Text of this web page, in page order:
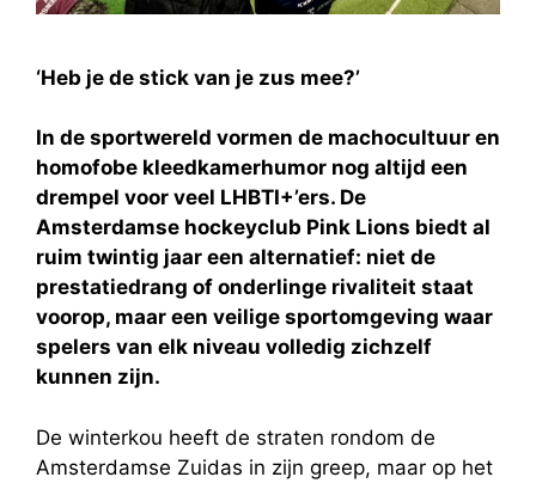
‘Heb je de stick van je zus mee?’
In de sportwereld vormen de machocultuur en
homofobe kleedkamerhumor nog altijd een
drempel voor veel LHBTI+’ers. De
Amsterdamse hockeyclub Pink Lions biedt al
ruim twintig jaar een alternatief: niet de
prestatiedrang of onderlinge rivaliteit staat
voorop, maar een veilige sportomgeving waar
spelers van elk niveau volledig zichzelf
kunnen zijn.
De winterkou heeft de straten rondom de
Amsterdamse Zuidas in zijn greep, maar op het